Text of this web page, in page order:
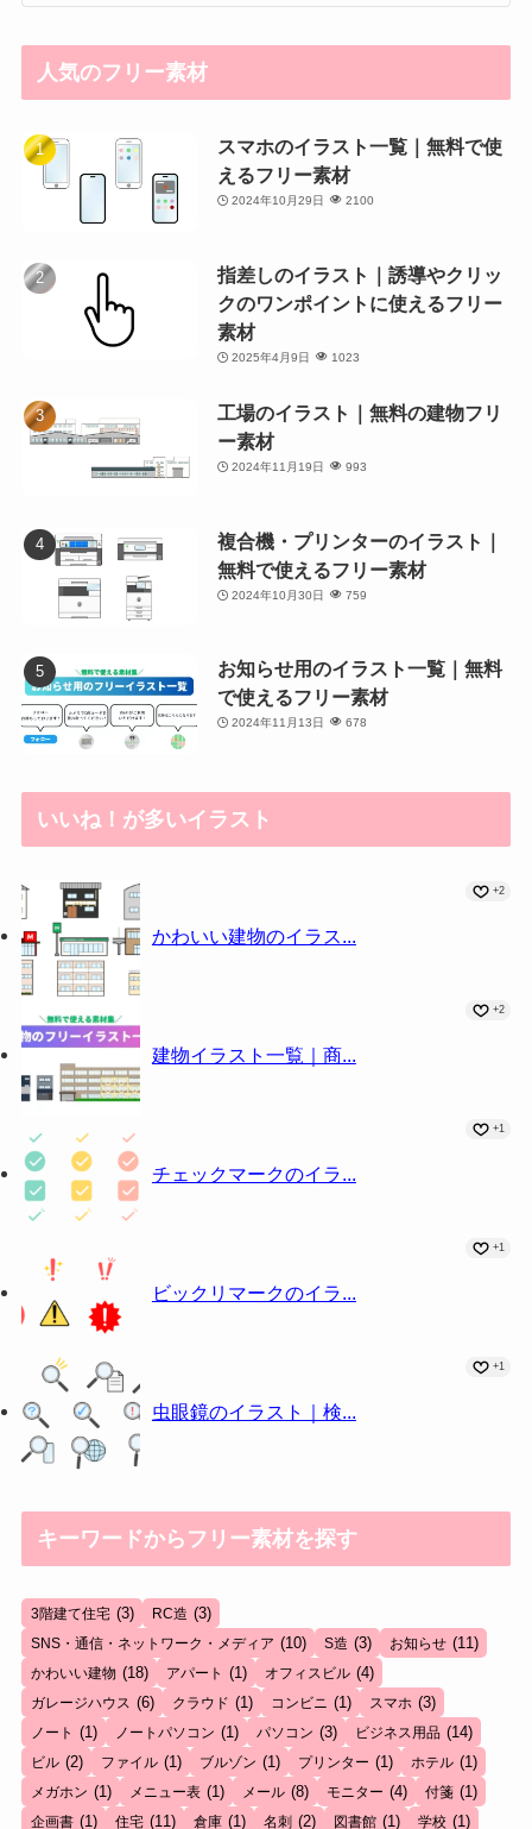
人気のフリー素材
スマホのイラスト一覧｜無料で使
えるフリー素材
2024年10月29日 2100
指差しのイラスト｜誘導やクリッ
クのワンポイントに使えるフリー
素材
2025年4月9日 1023
工場のイラスト｜無料の建物フリ
ー素材
2024年11月19日 993
複合機・プリンターのイラスト｜
無料で使えるフリー素材
2024年10月30日 759
お知らせ用のイラスト一覧｜無料
で使えるフリー素材
2024年11月13日 678
いいね！が多いイラスト
かわいい建物のイラス...
+2
建物イラスト一覧｜商...
+2
チェックマークのイラ...
+1
ビックリマークのイラ...
+1
虫眼鏡のイラスト｜検...
+1
キーワードからフリー素材を探す
3階建て住宅 (3) RC造 (3)
SNS・通信・ネットワーク・メディア (10) S造 (3) お知らせ (11)
かわいい建物 (18) アパート (1) オフィスビル (4)
ガレージハウス (6) クラウド (1) コンビニ (1) スマホ (3)
ノート (1) ノートパソコン (1) パソコン (3) ビジネス用品 (14)
ビル (2) ファイル (1) ブルゾン (1) プリンター (1) ホテル (1)
メガホン (1) メニュー表 (1) メール (8) モニター (4) 付箋 (1)
企画書 (1) 住宅 (11) 倉庫 (1) 名刺 (2) 図書館 (1) 学校 (1)